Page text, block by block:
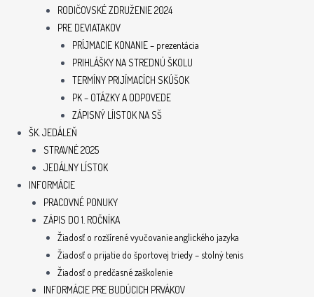
RODIČOVSKÉ ZDRUŽENIE 2024
PRE DEVIATAKOV
PRÍJMACIE KONANIE – prezentácia
PRIHLÁŠKY NA STREDNÚ ŠKOLU
TERMÍNY PRIJÍMACÍCH SKÚŠOK
PK – OTÁZKY A ODPOVEDE
ZÁPISNÝ LÍISTOK NA SŠ
ŠK. JEDÁLEŇ
STRAVNÉ 2025
JEDÁLNY LÍSTOK
INFORMÁCIE
PRACOVNÉ PONUKY
ZÁPIS DO 1. ROČNÍKA
Žiadosť o rozšírené vyučovanie anglického jazyka
Žiadosť o prijatie do športovej triedy – stolný tenis
Žiadosť o predčasné zaškolenie
INFORMÁCIE PRE BUDÚCICH PRVÁKOV